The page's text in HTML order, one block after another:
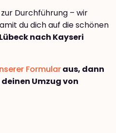
Durchführung – wir
du dich auf die schönen
nach Kayseri
Formularaus, dann
Umzug von